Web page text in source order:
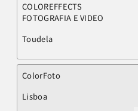
COLOREFFECTS
FOTOGRAFIA E VIDEO
Toudela
ColorFoto
Lisboa